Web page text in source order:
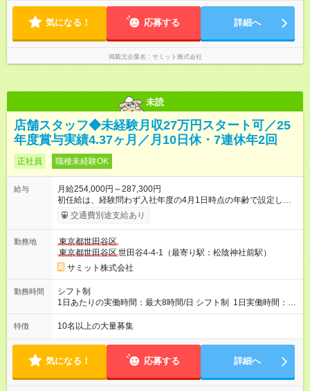
形態、給与は本採用時と同じです。めの深夜勤務はありません。 月平均残業時間20～30h程度
気になる！ 応募する 詳細へ
掲載元企業名 サミット株式会社
未読
店舗スタッフ◆未経験月収27万円スタート可／25
年度賞与実績4.37ヶ月／月10日休・7連休年2回
正社員 職種未経験OK
給与
月給254,000円～287,300円
初任給は、経験問わず入社年度の4月1日時点の年齢で設定しま
す。 ■27歳以上：月給28万7300円 ■26歳 ：月給28万3300
円 ■25歳 ：月給27万9300円 ■24歳 ：月給27万5300円
歳 ：月給26万円 ■20歳 ：月給25万4000円 ■キャリアパ
スについて■ 配属後は経験を積み、サブチーフ・チーフ（部門運
営責任者）を目指します。 チーフは接客や作業のほか、販売計
画や売場作り、社員教育も担当。副店長・店長へ昇進すれば給
与も大幅アップします。 また年1回キャリア希望を出せ、商品
部・営業企画部・総務部・経理部など本部スタッフへの挑戦も
発・経理部への異動例もあり、自身の可能性を広げられる環境
です！ 【試用期間】試用期間あり 試用期間の長さ：3ヶ月 雇用
形態、給与は本採用時と同じです。
交通費別途支給あり
勤務地
東京都世田谷区
東京都世田谷区世田谷4-4-1（最寄り駅：松陰神社前駅）
サミット株式会社
勤務時間
シフト制
1日あたりの実働時間：最大8時間/日 シフト制 1日実働時間：最
大8時間(休憩1時間) 月10日休 【シフト例】 8:00～17:00 10:00
～19:00 12:00～21:00 ほか 深夜営業店舗(22時～25時閉店)に
めの深夜勤務はありません。 月平均残業時間20～30h程度
特徴 10名以上の大量募集
気になる！ 応募する 詳細へ